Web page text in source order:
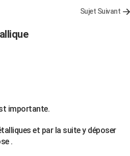
Sujet Suivant
importante.
et par la suite y déposer
.